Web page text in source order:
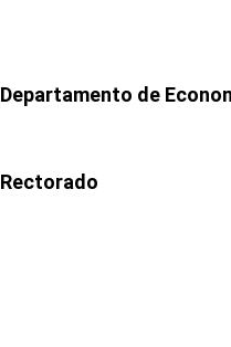
Departamento de
Rectorado